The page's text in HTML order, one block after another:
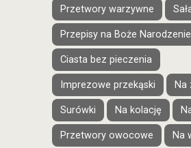
Przetwory warzywne
Przepisy na Boże Narodzenie
Ciasta bez pieczenia
Imprezowe przekąski Na
Surówki Na kolację
Przetwory owocowe Na